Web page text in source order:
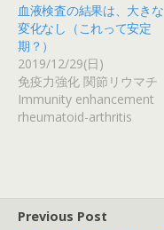
血液検査の結果は、大きな
変化なし（これって安定
期？）
2019/12/29(日)
免疫力強化 関節リウマチ
Immunity enhancement
rheumatoid-arthritis
Previous Post